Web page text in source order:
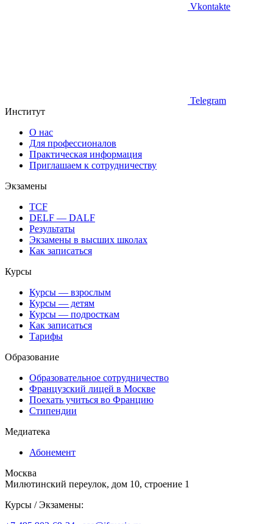
Vkontakte
Telegram
Институт
О нас
Для профессионалов
Практическая информация
Приглашаем к сотрудничеству
Экзамены
TCF
DELF — DALF
Результаты
Экзамены в высших школах
Как записаться
Курсы
Курсы — взрослым
Курсы — детям
Курсы — подросткам
Как записаться
Тарифы
Образование
Образовательное сотрудничество
Французский лицей в Москве
Поехать учиться во Францию
Стипендии
Медиатека
Абонемент
Москва
Милютинский переулок, дом 10, строение 1
Курсы / Экзамены: